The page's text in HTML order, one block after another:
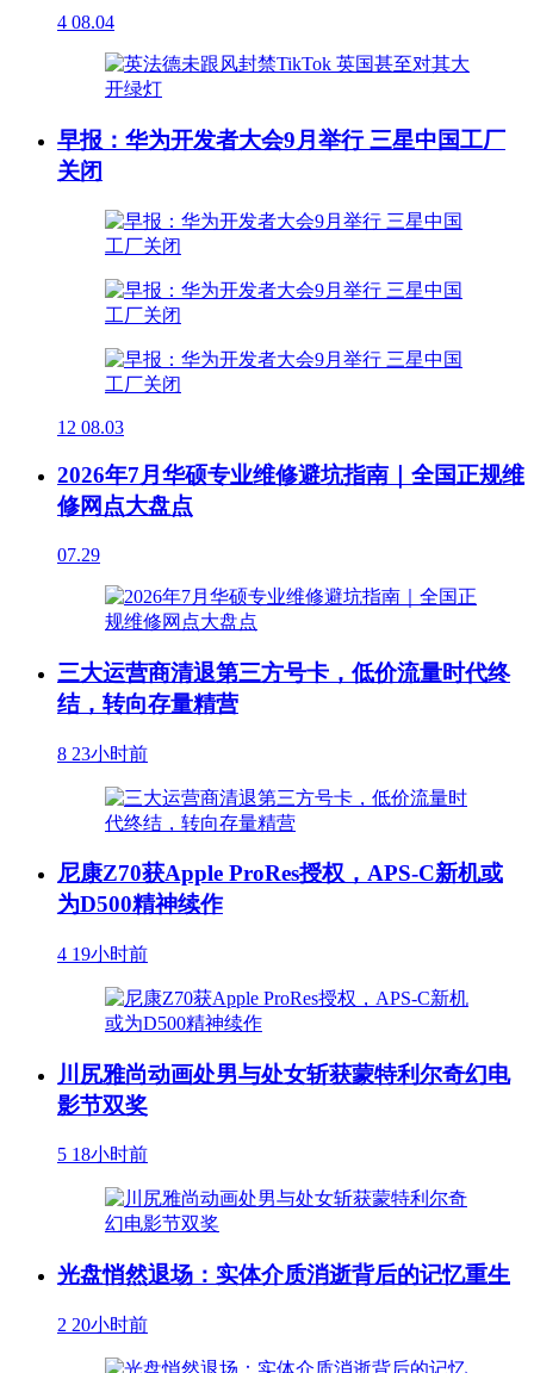
4 08.04
早报：华为开发者大会9月举行 三星中国工厂
关闭
12 08.03
2026年7月华硕专业维修避坑指南｜全国正规维
修网点大盘点
07.29
三大运营商清退第三方号卡，低价流量时代终
结，转向存量精营
8 23小时前
尼康Z70获Apple ProRes授权，APS-C新机或
为D500精神续作
4 19小时前
川尻雅尚动画处男与处女斩获蒙特利尔奇幻电
影节双奖
5 18小时前
光盘悄然退场：实体介质消逝背后的记忆重生
2 20小时前